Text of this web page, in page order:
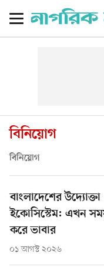
বিনিয়োগ
বিনিয়োগ
বাংলাদেশের উদ্যোক্তা
ইকোসিস্টেম: এখন
করে ভাবার
০১ আগস্ট ২০২৬